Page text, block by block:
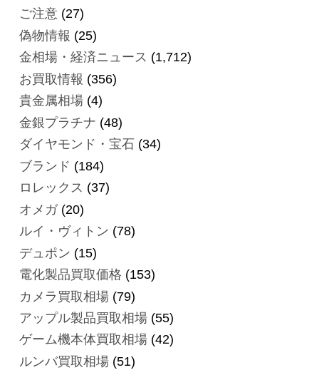
ご注意(27)
偽物情報 (25)
金相場・経済ニュース (1,712)
お買取情報 (356)
貴金属相場(4)
金銀プラチナ (48)
ダイヤモンド・宝石 (34)
ブランド (184)
ロレックス (37)
オメガ(20)
ルイ・ヴィトン (78)
デュポン (15)
電化製品買取価格 (153)
カメラ買取相場(79)
アップル製品買取相場(55)
ゲーム機本体買取相場(42)
ルンバ買取相場(51)